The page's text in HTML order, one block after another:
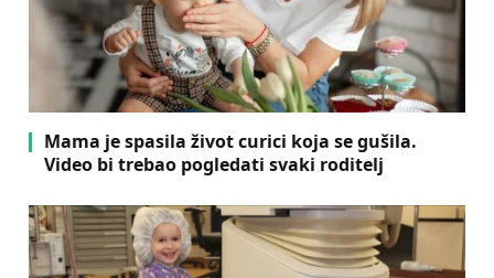
Mama je spasila život curici koja se gušila.
Video bi trebao pogledati svaki roditelj